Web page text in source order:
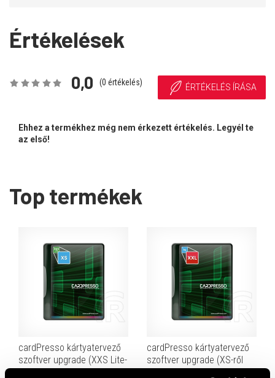
Értékelések
0,0 (0 értékelés) ÉRTÉKELÉS ÍRÁSA
Ehhez a termékhez még nem érkezett értékelés. Legyél te
az első!
Top termékek
cardPresso kártyatervező
szoftver upgrade (XXS Lite-
cardPresso kártyatervező
szoftver upgrade (XS-ről